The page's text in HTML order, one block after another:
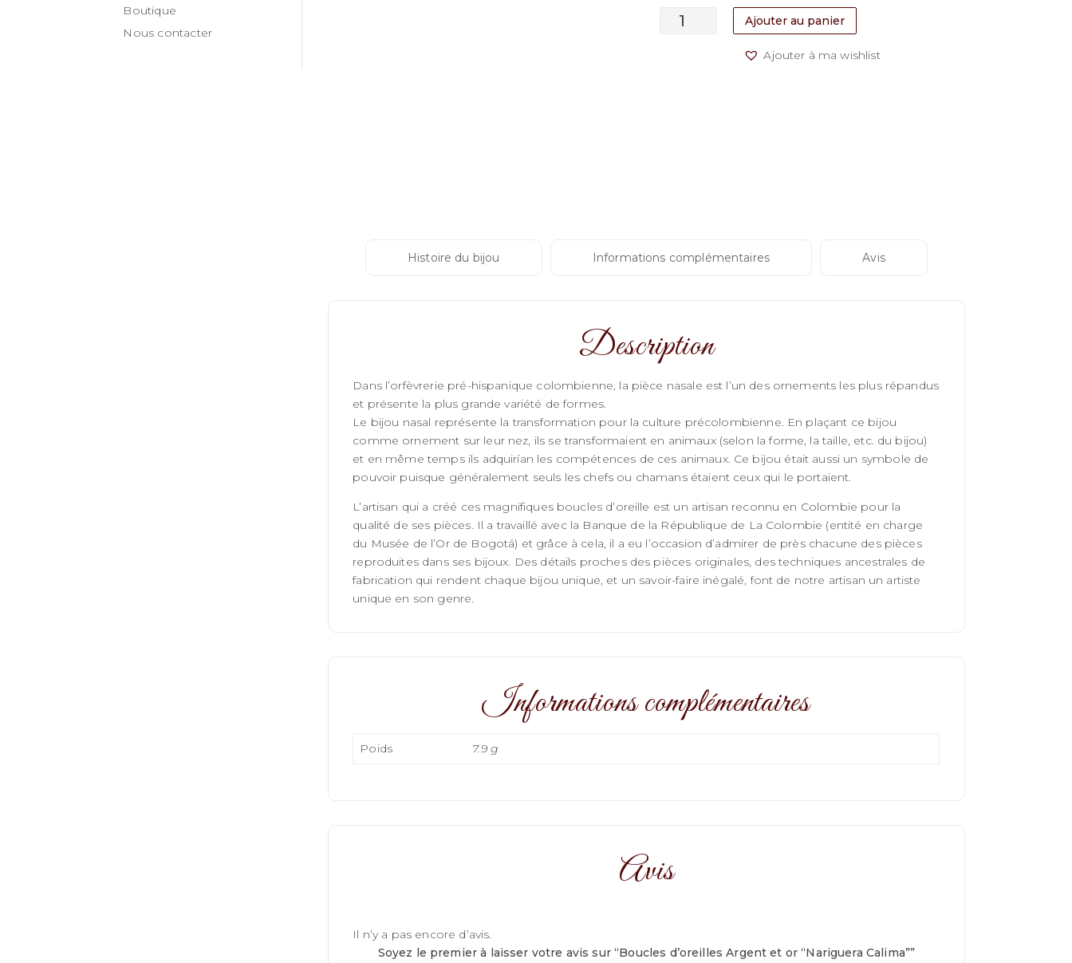
Boutique
Nous contacter
quantité
Ajouter au panier
Ajouter à ma wishlist
Histoire du bijou Informations complémentaires Avis
Description
Dans l’orfèvrerie pré-hispanique colombienne, la pièce nasale est l’un des ornements les plus répandus
et présente la plus grande variété de formes.
Le bijou nasal représente la transformation pour la culture précolombienne. En plaçant ce bijou
comme ornement sur leur nez, ils se transformaient en animaux (selon la forme, la taille, etc. du bijou)
et en même temps ils adquirían les compétences de ces animaux. Ce bijou était aussi un symbole de
pouvoir puisque généralement seuls les chefs ou chamans étaient ceux qui le portaient.
L’artisan qui a créé ces magnifiques boucles d’oreille est un artisan reconnu en Colombie pour la
qualité de ses pièces. Il a travaillé avec la Banque de la République de La Colombie (entité en charge
du Musée de l’Or de Bogotá) et grâce à cela, il a eu l’occasion d’admirer de près chacune des pièces
reproduites dans ses bijoux. Des détails proches des pièces originales, des techniques ancestrales de
fabrication qui rendent chaque bijou unique, et un savoir-faire inégalé, font de notre artisan un artiste
unique en son genre.
Informations complémentaires
Poids 7.9 g
Avis
Il n’y a pas encore d’avis.
Soyez le premier à laisser votre avis sur “Boucles d’oreilles Argent et or “Nariguera Calima””